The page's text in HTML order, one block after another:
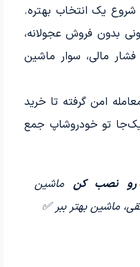
یک انتخاب بهتره.
بدون فروش عجولانه،
مالی، سوار ماشین
امن گرفته تا خرید
تو خودروشاپ جمع
رو نصب کنماشین
ماشین بهتر ببر ✅